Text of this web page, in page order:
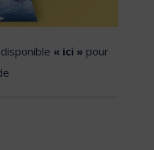
« ici » pour